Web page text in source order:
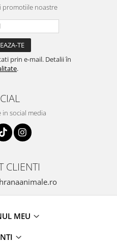
promotiile noastre
prin e-mail. Detalii în
.
in social media
CLIENTI
MEU